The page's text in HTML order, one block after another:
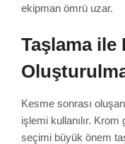
ekipman ömrü uzar.
Taşlama ile
Kesme sonrası
işlemi kullanılır.
seçimi büyük önem